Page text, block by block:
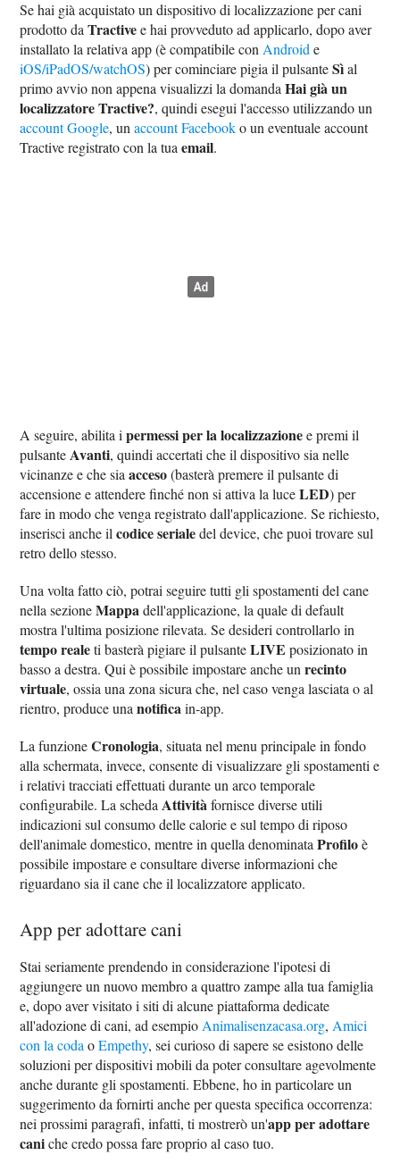
Se hai già acquistato un dispositivo di localizzazione per cani
prodotto daTractivee hai provveduto ad applicarlo, dopo aver
installato la relativa app (è compatibile conAndroide
iOS/iPadOS/watchOS) per cominciare pigia il pulsanteSìal
primo avvio non appena visualizzi la domandaHai già un
localizzatore Tractive?, quindi esegui l'accesso utilizzando un
account Google, unaccount Facebooko un eventuale account
Tractive registrato con la tuaemail.
A seguire, abilita ipermessi per la localizzazionee premi il
pulsanteAvanti, quindi accertati che il dispositivo sia nelle
vicinanze e che siaacceso(basterà premere il pulsante di
accensione e attendere finché non si attiva la luceLED) per
fare in modo che venga registrato dall'applicazione. Se richiesto,
inserisci anche ilcodice serialedel device, che puoi trovare sul
retro dello stesso.
Una volta fatto ciò, potrai seguire tutti gli spostamenti del cane
nella sezioneMappadell'applicazione, la quale di default
mostra l'ultima posizione rilevata. Se desideri controllarlo in
tempo realeti basterà pigiare il pulsanteLIVE posizionato in
basso a destra. Qui è possibile impostare anche unrecinto
virtuale, ossia una zona sicura che, nel caso venga lasciata o al
rientro, produce unanotificain-app.
La funzioneCronologia, situata nel menu principale in fondo
alla schermata, invece, consente di visualizzare gli spostamenti e
i relativi tracciati effettuati durante un arco temporale
configurabile. La schedaAttivitàfornisce diverse utili
indicazioni sul consumo delle calorie e sul tempo di riposo
dell'animale domestico, mentre in quella denominataProfiloè
possibile impostare e consultare diverse informazioni che
riguardano sia il cane che il localizzatore applicato.
App per adottare cani
Stai seriamente prendendo in considerazione l'ipotesi di
aggiungere un nuovo membro a quattro zampe alla tua famiglia
e, dopo aver visitato i siti di alcune piattaforma dedicate
all'adozione di cani, ad esempioAnimalisenzacasa.org,Amici
con la codaoEmpethy, sei curioso di sapere se esistono delle
soluzioni per dispositivi mobili da poter consultare agevolmente
anche durante gli spostamenti. Ebbene, ho in particolare un
suggerimento da fornirti anche per questa specifica occorrenza:
nei prossimi paragrafi, infatti, ti mostrerò un'app per adottare
caniche credo possa fare proprio al caso tuo.